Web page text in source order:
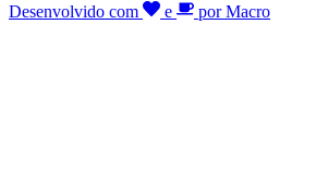
Desenvolvido com e por Macro